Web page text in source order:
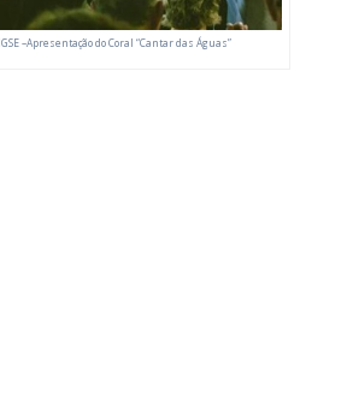
–Apresentação do Coral “Cantar das Águas”